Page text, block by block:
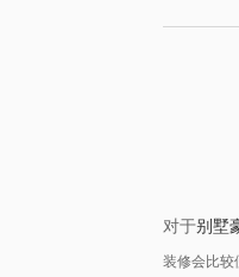
对于别墅
装修会比较